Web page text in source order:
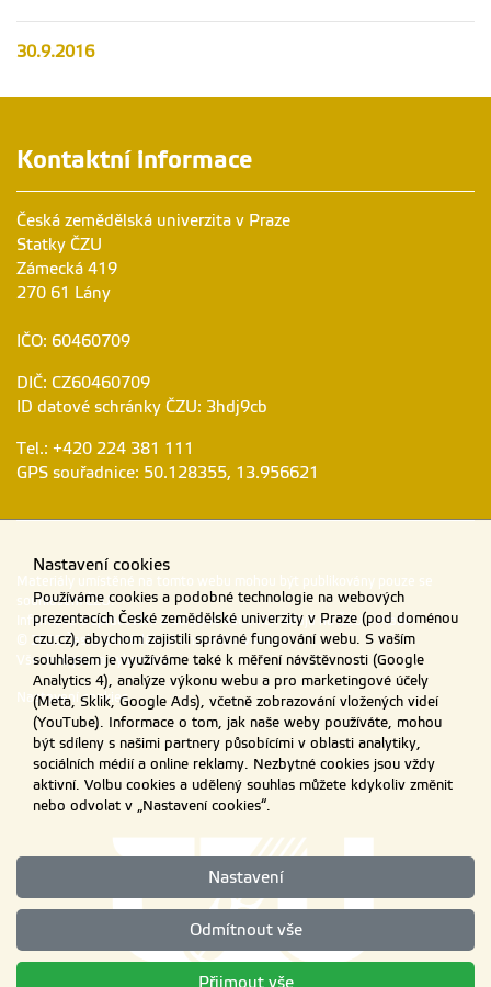
30.9.2016
Kontaktní informace
Česká zemědělská univerzita v Praze
Statky ČZU
Zámecká 419
270 61 Lány
IČO: 60460709
DIČ: CZ60460709
ID datové schránky ČZU: 3hdj9cb
Tel.: +420 224 381 111
GPS souřadnice: 50.128355, 13.956621
Materiály umístěné na tomto webu mohou být publikovány pouze se
souhlasem ČZU.
Informace o zpracování a ochraně osobních údajů na ČZU v Praze.
© 2026 Česká zemědělská univerzita v Praze
Všechna práva vyhrazena
Nastavení cookies
Nastavení cookies
Používáme cookies a podobné technologie na webových
prezentacích České zemědělské univerzity v Praze (pod doménou
czu.cz), abychom zajistili správné fungování webu. S vaším
souhlasem je využíváme také k měření návštěvnosti (Google
Analytics 4), analýze výkonu webu a pro marketingové účely
(Meta, Sklik, Google Ads), včetně zobrazování vložených videí
(YouTube). Informace o tom, jak naše weby používáte, mohou
být sdíleny s našimi partnery působícími v oblasti analytiky,
sociálních médií a online reklamy. Nezbytné cookies jsou vždy
aktivní. Volbu cookies a udělený souhlas můžete kdykoliv změnit
nebo odvolat v „Nastavení cookies“.
Nastavení
Odmítnout vše
Přijmout vše